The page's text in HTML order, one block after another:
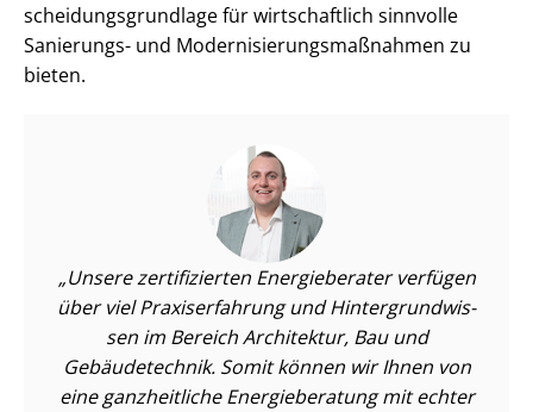
schei­dungs­grund­la­ge für wirtschaftlich sinnvolle
Sanierungs- und Mo­der­ni­sie­rungs­maß­nah­men zu
bieten.
Unsere zertifizierten Energieberater verfügen
über viel Praxiserfahrung und Hin­ter­grund­wis­
sen im Bereich Architektur, Bau und
Gebäudetechnik. Somit können wir Ihnen von
eine ganzheitliche Energieberatung mit echter